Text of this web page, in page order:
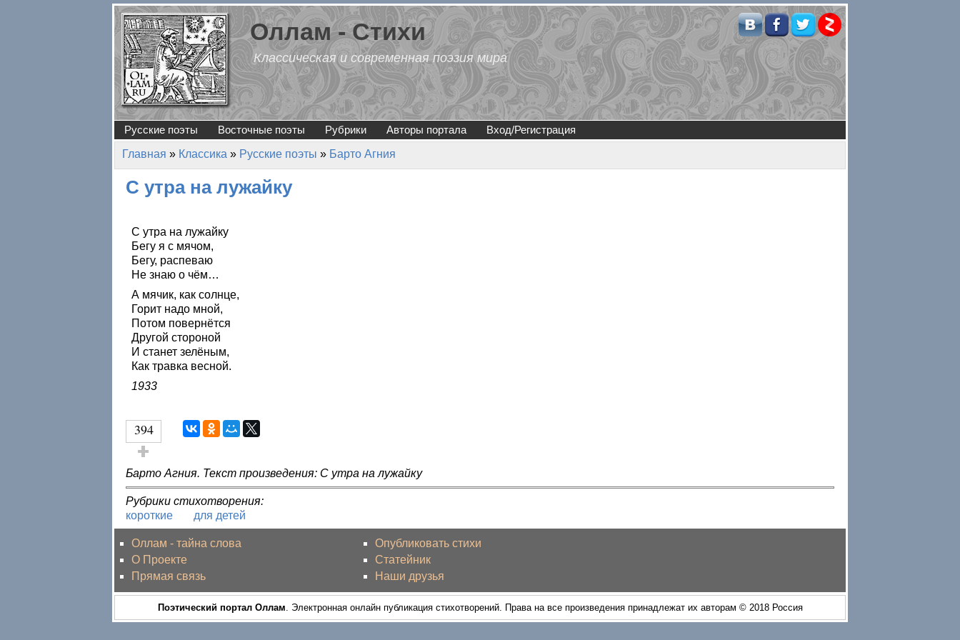
Перейти к основному содержанию
Оллам - Стихи
Классическая и современная поэзия мира
Русские поэты Восточные поэты Рубрики Авторы портала Вход/Регистрация
Вы здесь
Главная » Классика » Русские поэты » Барто Агния
С утра на лужайку
С утра на лужайку
Бегу я с мячом,
Бегу, распеваю
Не знаю о чём…
А мячик, как солнце,
Горит надо мной,
Потом повернётся
Другой стороной
И станет зелёным,
Как травка весной.
1933
394
Голос за!
Барто Агния. Текст произведения: С утра на лужайку
Рубрики стихотворения:
короткие
для детей
Оллам - тайна слова
О Проекте
Прямая связь
Опубликовать стихи
Статейник
Наши друзья
Поэтический портал Оллам . Электронная онлайн публикация стихотворений. Права на все произведения принадлежат их авторам © 2018 Россия